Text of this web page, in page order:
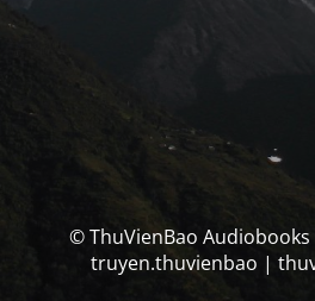
© ThuVienBao
truyen.thuvienbao |